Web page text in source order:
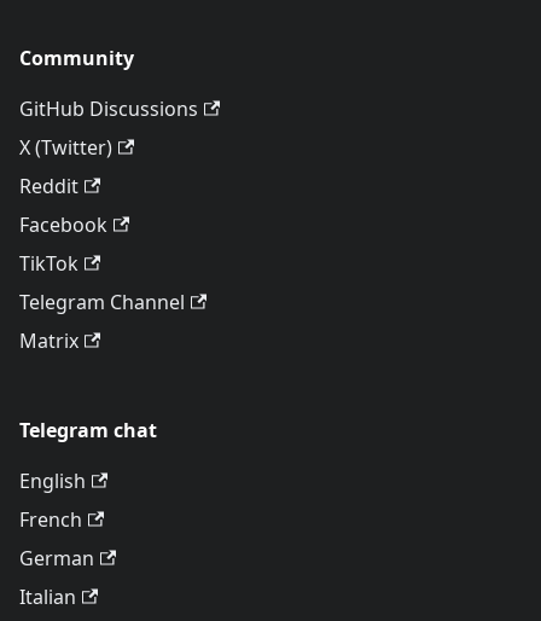
Community
GitHub Discussions
X (Twitter)
Reddit
Facebook
TikTok
Telegram Channel
Matrix
Telegram chat
English
French
German
Italian